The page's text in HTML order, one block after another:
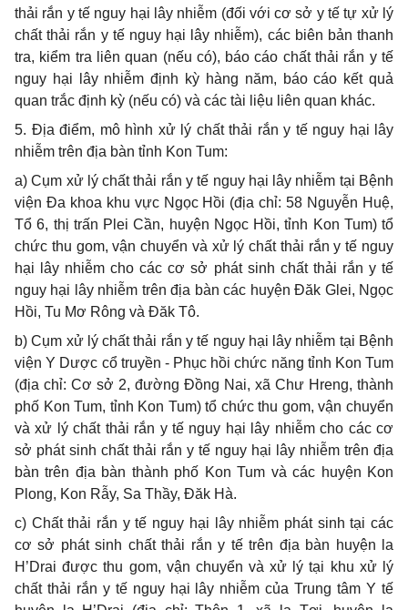
thải rắn y tế nguy hại lây nhiễm (đối với cơ sở y tế tự xử lý
chất thải rắn y tế nguy hại lây nhiễm), các biên bản thanh
tra, kiểm tra liên quan (nếu có), báo cáo chất thải rắn y tế
nguy hại lây nhiễm định kỳ hàng năm, báo cáo kết quả
quan trắc định kỳ (nếu có) và các tài liệu liên quan khác.
5. Địa điểm, mô hình xử lý chất thải rắn y tế nguy hại lây
nhiễm trên địa bàn tỉnh Kon Tum:
a) Cụm xử lý chất thải rắn y tế nguy hại lây nhiễm tại Bệnh
viện Đa khoa khu vực Ngọc Hồi (địa chỉ: 58 Nguyễn Huệ,
Tổ 6, thị trấn Plei Cần, huyện Ngọc Hồi, tỉnh Kon Tum) tổ
chức thu gom, vận chuyển và xử lý chất thải rắny tế nguy
hại lây nhiễm cho các cơ sở phát sinh chất thải rắn y tế
nguy hại lây nhiễm trên địa bàn các huyện Đăk Glei, Ngọc
Hồi, Tu Mơ Rông và Đăk Tô.
b) Cụm xử lý chất thải rắn y tế nguy hại lây nhiễm tại Bệnh
viện Y Dược cổ truyền - Phục hồi chức năng tỉnh Kon Tum
(địa chỉ: Cơ sở 2, đường Đồng Nai, xã Chư Hreng, thành
phố Kon Tum, tỉnh Kon Tum) tổ chức thu gom, vận chuyển
và xử lý chất thải rắn y tế nguy hại lây nhiễm cho các cơ
sở phát sinh chất thải rắn y tế nguy hại lây nhiễm trên địa
bàn trên địa bàn thành phố Kon Tum và các huyện Kon
Plong, Kon Rẫy, Sa Thầy, Đăk Hà.
c) Chất thải rắn y tế nguy hại lây nhiễm phát sinh tại các
cơ sở phát sinh chất thải rắn y tế trên địa bàn huyện la
H’Drai được thu gom, vận chuyển và xử lý tại khu xử lý
chất thải rắn y tế nguy hại lây nhiễm của Trung tâm Y tế